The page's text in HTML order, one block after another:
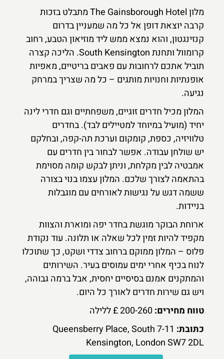
מלון The Gainsborough Hotel מתבלט בזכות
קרבה יוצאת דופן אל כל מה שמעניין בדרום
קנזינגטון, והוא נמצא ממש ליד מוזיאון הטבע, רחוב
קרומוול ותחנת South Kensington. הליכה קצרה
תוביל אתכם לרחובות עם פאבים בריטיים, מאפיות
אופנתיות וחנויות מותגים – כל מה שצריך במרחק
נגיעה.
המלון מכיל חדרים זוגיים, משפחתיים וגם חדרי לינה
יחיד (מועיל במיוחד למטיילים לבד). בחדרים
טלוויזיה, כספת, קומקום וערכת תה-קפה, ובחלקם
יש שולחן עבודה. אפשר לבחור בין חדרים עם
אמבטיה לבין מקלחת, וניתן לבקש קומה מסוימת
בהתאמה לצורך שלכם. המלון עצמו בנוי בצורה
ששמה דגש על נגישות לאורחים עם מוגבלות
בניידות.
ארוחת הבוקר מוגשת בחדר יפה ומוארת והצוות
מקפיד להיות זמין לכל שאלה או תלונה. עוד נקודת
פלוס – המלון ממוקם ברחוב צדדי ושקט, כך שתוכלו
לנוח בכיף אחרי ימים עמוסים בעיר. השירותים
והמתקנים אמנם בסיסיים יחסית, אבל ברמה גבוהה,
ויש גם שירות חדרים לאורך כל היום.
טווח מחירים:
כתובת:
7-11 Queensberry Place, South
Kensington, London SW7 2DL